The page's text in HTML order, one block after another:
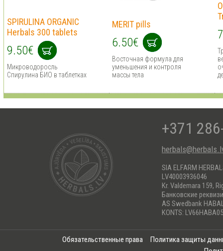
SPIRULINA ORGANIC
Herbals 300 tablets
9.50€
Микроводоросль
Спирулина БИО в таблетках
MERIT pills
6.50€
Восточная формула для
уменьшения и контроля
массы тела
+371
SIA ELFARM
LV40003936046
Kr. Valdemara 159,
Банковские
AS Swedbank
KONTS:
Обязательственные права
Политика защиты